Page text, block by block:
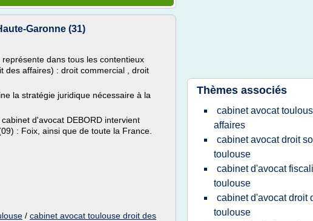
Garonne (31)
dans tous les contentieux
des affaires) : droit commercial , droit
la stratégie juridique nécessaire à la
d'avocat DEBORD intervient
: Foix, ainsi que de toute la France.
/ cabinet avocat toulouse droit des
Thèmes associés
cabinet avocat
affaires
cabinet avocat droit
toulouse
cabinet d'avocat
toulouse
cabinet d'avocat droit
toulouse